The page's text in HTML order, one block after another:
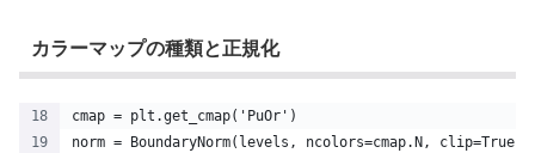
カラーマップの種類と正規化
cmap = plt.get_cmap('PuOr')
norm = BoundaryNorm(levels, ncolors=cmap.N, clip=True)